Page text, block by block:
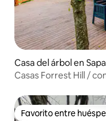
Casa del árbol en
Casas Forrest Hill /
Favorito entre
Favorito entre